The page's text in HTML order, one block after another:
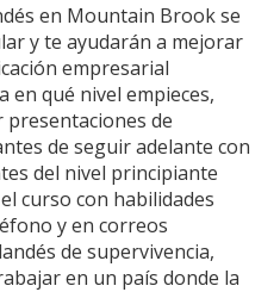
en Mountain Brook se
y te ayudarán a mejorar
empresarial
qué nivel empieces,
presentaciones de
de seguir adelante con
del nivel principiante
curso con habilidades
y en correos
de supervivencia,
en un país donde la